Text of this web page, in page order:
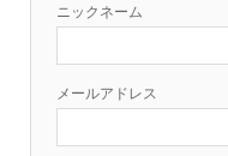
ニックネーム
メールアドレス